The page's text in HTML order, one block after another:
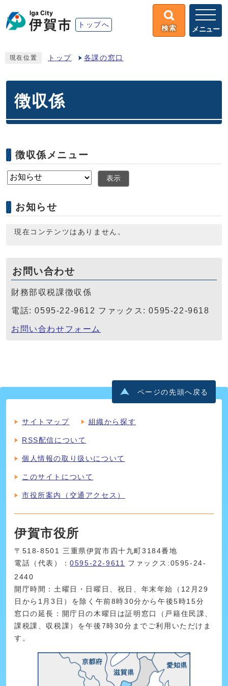
トップへ 検索 メニュー
現在位置 トップ 各課の窓口
徴収係
徴収係メニュー
表示
お知らせ
現在コンテンツはありません。
お問い合わせ
財務部収税課徴収係
電話: 0595-22-9612 ファックス: 0595-22-9618
お問い合わせフォーム
ページの先頭へ戻る
サイトマップ 組織から探す
RSS配信について
個人情報の取り扱いについて
このサイトについて
市役所案内（交通アクセス）
伊賀市役所
〒518-8501 三重県伊賀市四十九町3184番地
電話（代表）：0595-22-9611
ファックス:0595-24-
2440
開庁時間：土曜日・日曜日、祝日、年末年始（12月29
日から1月3日）を除く午前8時30分から午後5時15分
窓口の延長：開庁日の木曜日は証明窓口（戸籍住民課、
課税課、収税課）を午後7時30分までご利用いただけま
す。